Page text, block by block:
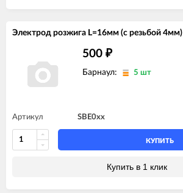
Электрод розжига L=16мм (с резьбой 4мм)
500 ₽
Барнаул: 5 шт
Артикул SBE0xx
КУПИТЬ
Купить в 1 клик